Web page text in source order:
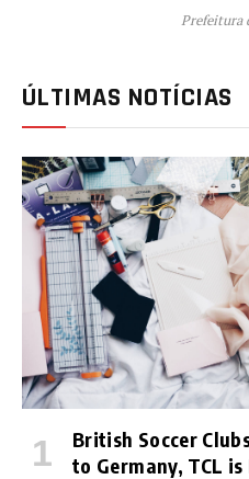
Prefeitura
ÚLTIMAS NOTÍCIAS
British Soccer
to Germany, TCL